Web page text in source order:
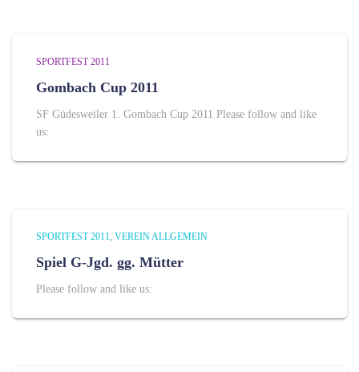
SPORTFEST 2011
Gombach Cup 2011
SF Güdesweiler 1. Gombach Cup 2011 Please follow and like
us:
SPORTFEST 2011 VEREIN ALLGEMEIN
Spiel G-Jgd. gg. Mütter
Please follow and like us: